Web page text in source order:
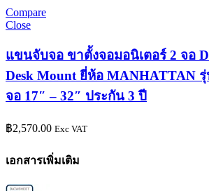
Compare
Close
แขนจับจอ ขาตั้งจอมอนิเตอร์ 2 จอ
Desk Mount ยี่ห้อ MANHATTAN รุ่
จอ 17″ – 32″ ประกัน 3 ปี
฿2,570.00 Exc VAT
เอกสารเพิ่มเติม